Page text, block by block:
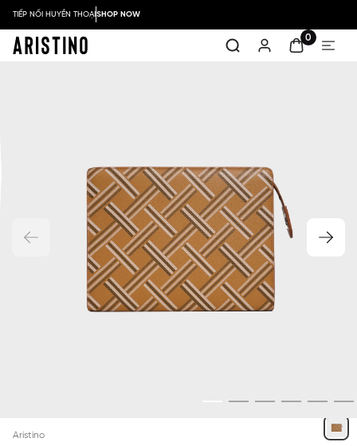
TIẾP NỐI HUYỀN THOẠISHOP NOW
0
Aristino